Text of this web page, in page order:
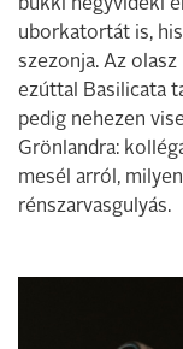
bükki hegyvidéki
uborkatortát is,
szezonja. Az
ezúttal Basilicata
pedig nehezen
Grönlandra:
mesél arról,
rénszarvasgulyás.